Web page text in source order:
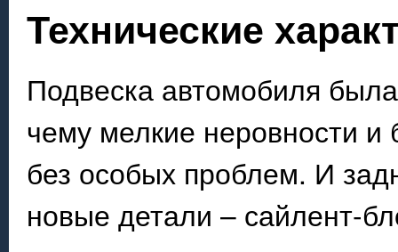
Технические
Подвеска автомобиля
чему мелкие неровности и
без особых проблем. И
новые детали – сайлент-